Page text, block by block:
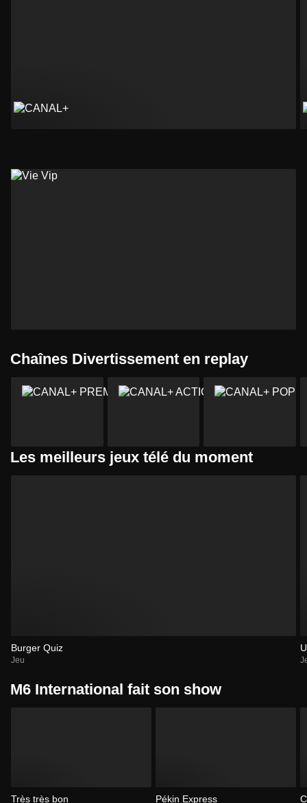
Chaînes Divertissement en replay
Les meilleurs jeux télé du moment
Burger Quiz
Jeu
M6 International fait son show
Très très bon Pékin Express